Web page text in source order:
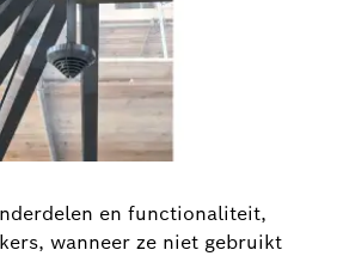
en functionaliteit,
wanneer ze niet gebruikt